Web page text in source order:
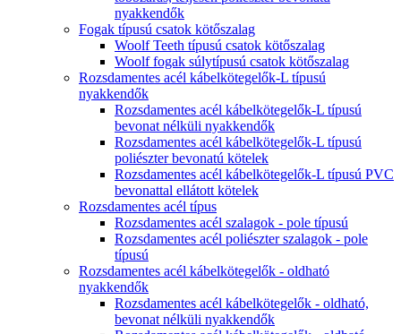
nyakkendők
Fogak típusú csatok kötőszalag
Woolf Teeth típusú csatok kötőszalag
Woolf fogak súlytípusú csatok kötőszalag
Rozsdamentes acél kábelkötegelők-L típusú
nyakkendők
Rozsdamentes acél kábelkötegelők-L típusú
bevonat nélküli nyakkendők
Rozsdamentes acél kábelkötegelők-L típusú
poliészter bevonatú kötelek
Rozsdamentes acél kábelkötegelők-L típusú PVC
bevonattal ellátott kötelek
Rozsdamentes acél típus
Rozsdamentes acél szalagok - pole típusú
Rozsdamentes acél poliészter szalagok - pole
típusú
Rozsdamentes acél kábelkötegelők - oldható
nyakkendők
Rozsdamentes acél kábelkötegelők - oldható,
bevonat nélküli nyakkendők